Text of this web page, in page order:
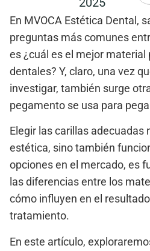
En MVOCA Estética Dental,
preguntas más comunes
es¿cuál es el mejor material
dentales? Y, claro, una vez
investigar, también surge
pegamento se usa para
Elegir las carillas adecuadas
estética, sino también
opciones en el mercado, es
las diferencias entre los
cómo influyen en el
tratamiento.
En este artículo,